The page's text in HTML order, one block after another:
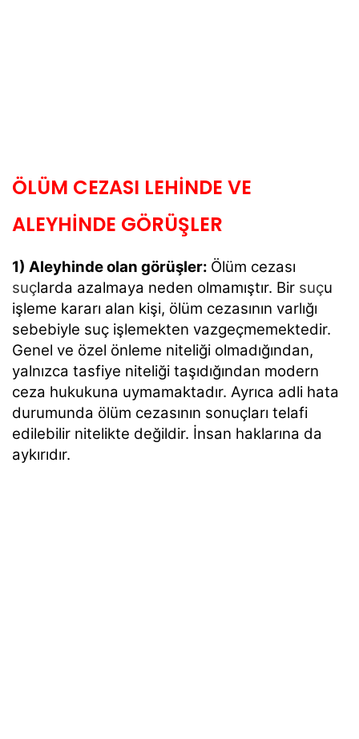
ÖLÜM CEZASI LEHİNDE VE
ALEYHİNDE GÖRÜŞLER
1) Aleyhinde olan görüşler: Ölüm cezası
suçlarda azalmaya neden olmamıştır. Bir suçu
işleme kararı alan kişi, ölüm cezasının varlığı
sebebiyle suç işlemekten vazgeçmemektedir.
Genel ve özel önleme niteliği olmadığından,
yalnızca tasfiye niteliği taşıdığından modern
ceza hukukuna uymamaktadır. Ayrıca adli hata
durumunda ölüm cezasının sonuçları telafi
edilebilir nitelikte değildir. İnsan haklarına da
aykırıdır.